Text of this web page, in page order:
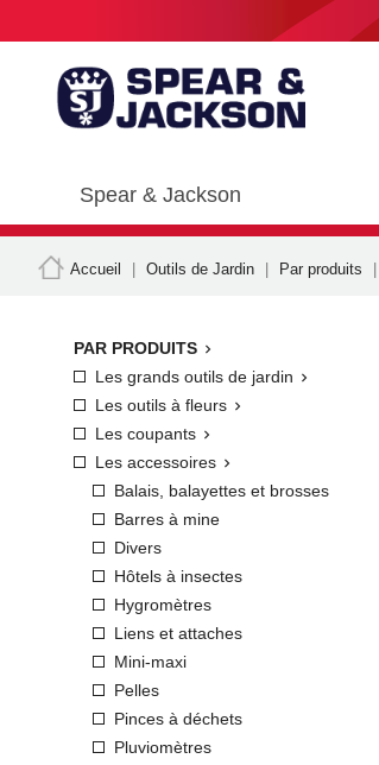
Spear & Jackson
Accueil Outils de Jardin Par produits
PAR PRODUITS 
Les grands outils de jardin 
Les outils à fleurs 
Les coupants 
Les accessoires 
Balais, balayettes et brosses
Barres à mine
Divers
Hôtels à insectes
Hygromètres
Liens et attaches
Mini-maxi
Pelles
Pinces à déchets
Pluviomètres